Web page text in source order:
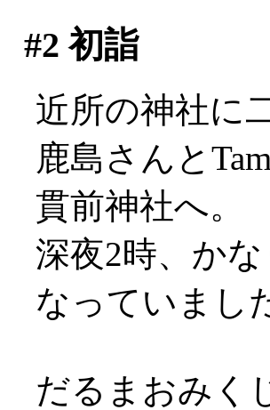
#2 初詣
近所の神社に
鹿島さんと
貫前神社へ。
深夜2時、か
なっていまし
だるまおみく